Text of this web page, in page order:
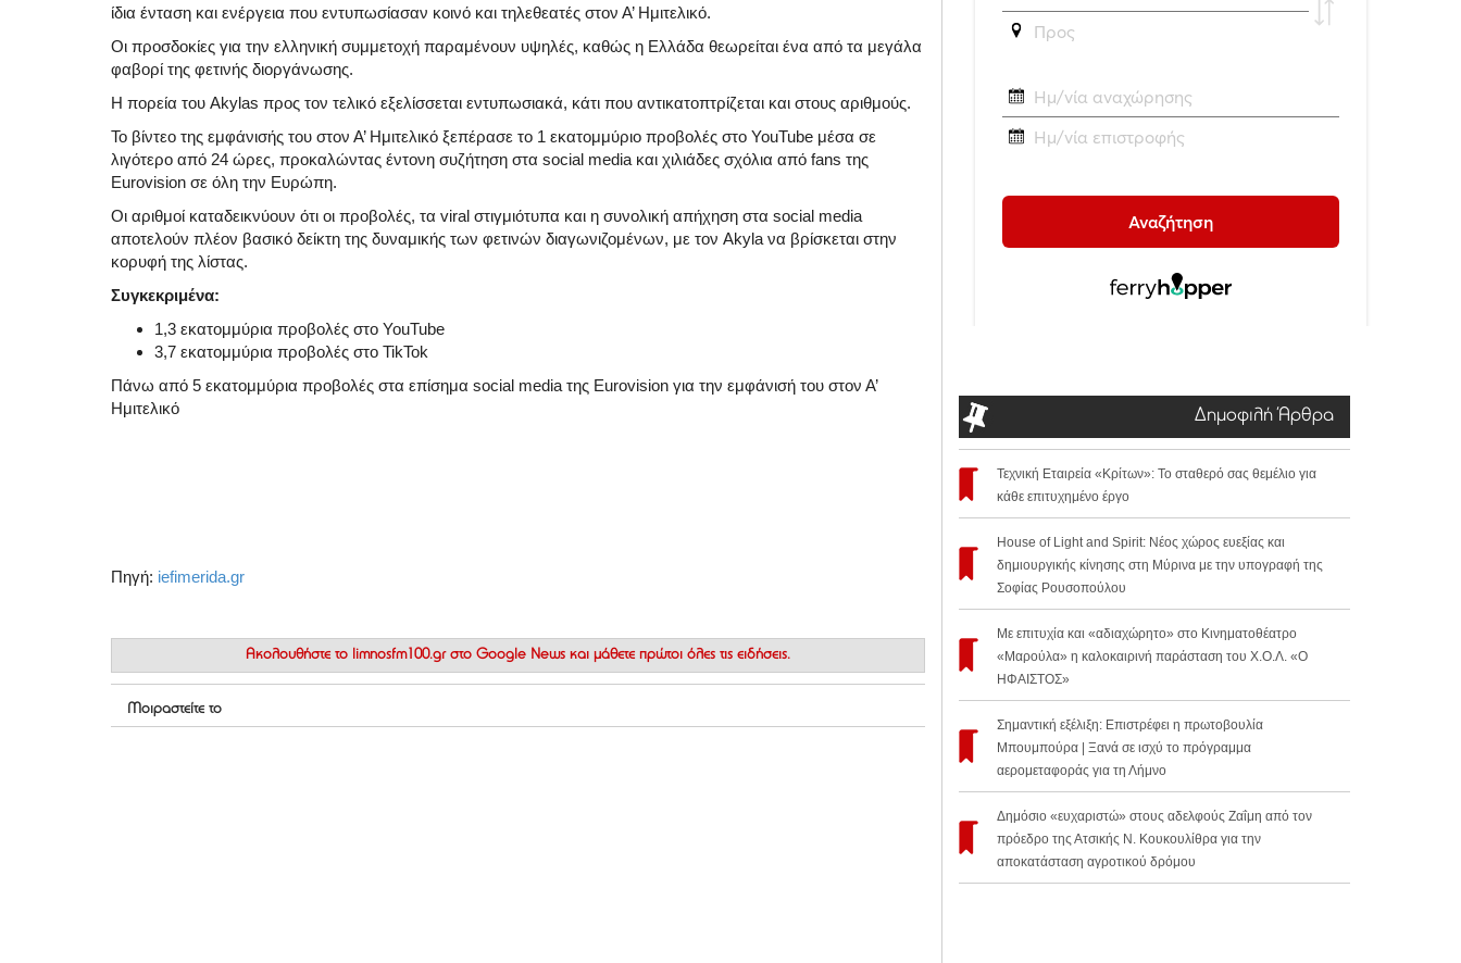
ίδια ένταση και ενέργεια που εντυπωσίασαν κοινό και τηλεθεατές στον Α’ Ημιτελικό.
Οι προσδοκίες για την ελληνική συμμετοχή παραμένουν υψηλές, καθώς η Ελλάδα θεωρείται ένα από τα μεγάλα
φαβορί της φετινής διοργάνωσης.
Η πορεία του Akylas προς τον τελικό εξελίσσεται εντυπωσιακά, κάτι που αντικατοπτρίζεται και στους αριθμούς.
Το βίντεο της εμφάνισής του στον Α’ Ημιτελικό ξεπέρασε το 1 εκατομμύριο προβολές στο YouTube μέσα σε
λιγότερο από 24 ώρες, προκαλώντας έντονη συζήτηση στα social media και χιλιάδες σχόλια από fans της
Eurovision σε όλη την Ευρώπη.
Οι αριθμοί καταδεικνύουν ότι οι προβολές, τα viral στιγμιότυπα και η συνολική απήχηση στα social media
αποτελούν πλέον βασικό δείκτη της δυναμικής των φετινών διαγωνιζομένων, με τον Akyla να βρίσκεται στην
κορυφή της λίστας.
Συγκεκριμένα:
1,3 εκατομμύρια προβολές στο YouTube
3,7 εκατομμύρια προβολές στο TikTok
Πάνω από 5 εκατομμύρια προβολές στα επίσημα social media της Eurovision για την εμφάνισή του στον Α’
Ημιτελικό
Πηγή: iefimerida.gr
Ακολουθήστε το limnosfm100.gr στο Google News και μάθετε πρώτοι όλες τις ειδήσεις.
Μοιραστείτε το
Δημοφιλή Άρθρα
Τεχνική Εταιρεία «Κρίτων»: Το σταθερό σας θεμέλιο για
κάθε επιτυχημένο έργο
House of Light and Spirit: Νέος χώρος ευεξίας και
δημιουργικής κίνησης στη Μύρινα με την υπογραφή της
Σοφίας Ρουσοπούλου
Με επιτυχία και «αδιαχώρητο» στο Κινηματοθέατρο
«Μαρούλα» η καλοκαιρινή παράσταση του Χ.Ο.Λ. «Ο
ΗΦΑΙΣΤΟΣ»
Σημαντική εξέλιξη: Επιστρέφει η πρωτοβουλία
Μπουμπούρα | Ξανά σε ισχύ το πρόγραμμα
αερομεταφοράς για τη Λήμνο
Δημόσιο «ευχαριστώ» στους αδελφούς Ζαΐμη από τον
πρόεδρο της Ατσικής Ν. Κουκουλίθρα για την
αποκατάσταση αγροτικού δρόμου